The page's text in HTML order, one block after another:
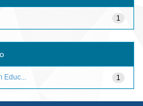
1
1